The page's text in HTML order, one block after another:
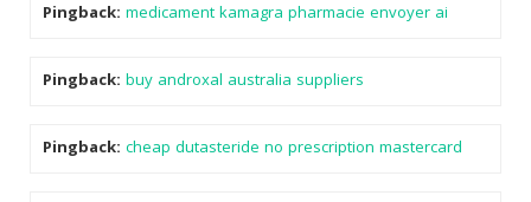
Pingback: medicament kamagra pharmacie envoyer ai
Pingback: buy androxal australia suppliers
Pingback: cheap dutasteride no prescription mastercard